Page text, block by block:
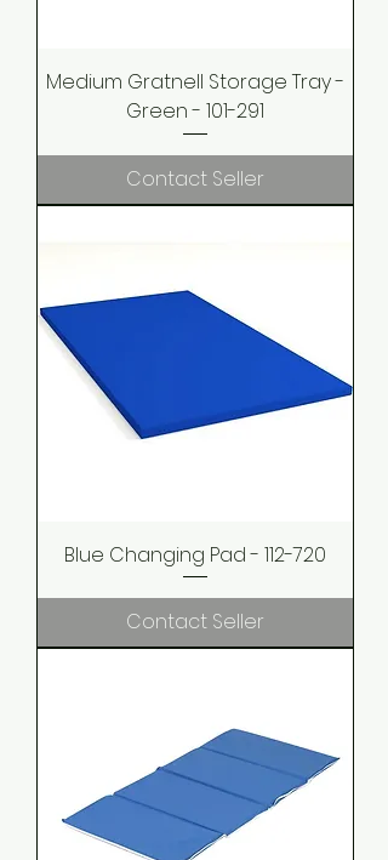
Medium Gratnell Storage Tray -
Green - 101-291
Contact Seller
Blue Changing Pad - 112-720
Contact Seller